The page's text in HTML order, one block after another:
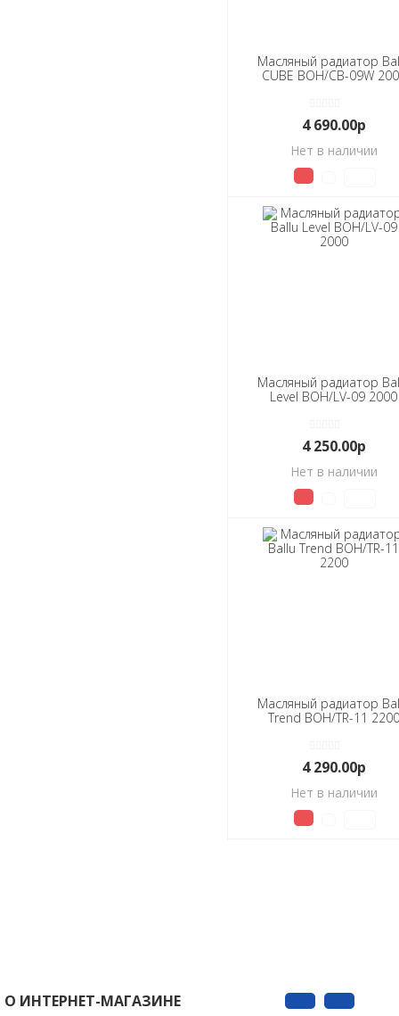
Масляный радиатор
CUBE BOH/CB-09W
4 690.00р
Нет в наличии
Масляный радиатор
Level BOH/LV-09 2000
4 250.00р
Нет в наличии
Масляный радиатор
Trend BOH/TR-11 2200
4 290.00р
Нет в наличии
О ИНТЕРНЕТ-МАГАЗИНЕ